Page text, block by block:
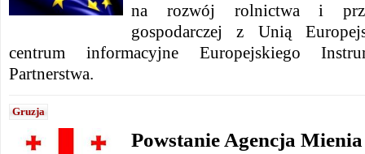
na rozwój rolnictwa i
gospodarczej z Unią
centrum informacyjne Europejskiego
Partnerstwa.
Gruzja
Powstanie Agencja